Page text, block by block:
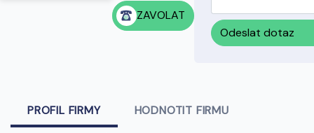
ZAVOLAT
Odeslat dotaz
PROFIL FIRMY HODNOTIT FIRMU